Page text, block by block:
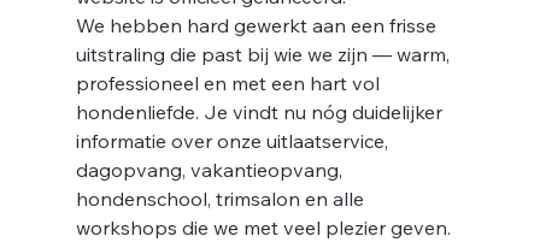
We hebben hard gewerkt aan een frisse
uitstraling die past bij wie we zijn — warm,
professioneel en met een hart vol
hondenliefde. Je vindt nu nóg duidelijker
informatie over onze uitlaatservice,
dagopvang, vakantieopvang,
hondenschool, trimsalon en alle
workshops die we met veel plezier geven.